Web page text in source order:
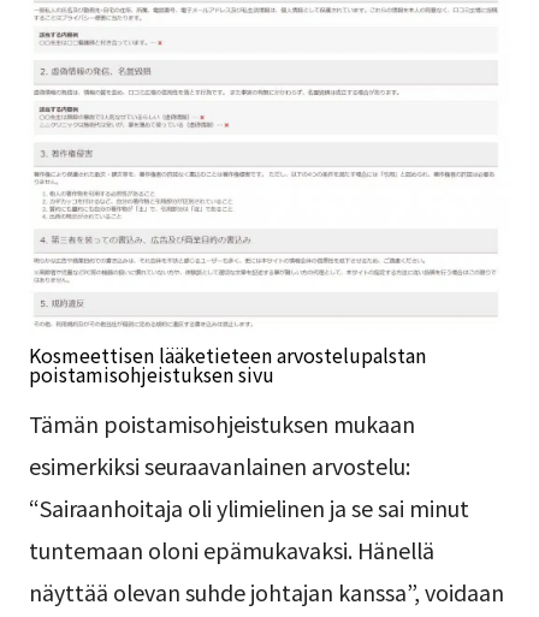
Kosmeettisen lääketieteen arvostelupalstan
poistamisohjeistuksen sivu
Tämän poistamisohjeistuksen mukaan
esimerkiksi seuraavanlainen arvostelu:
“Sairaanhoitaja oli ylimielinen ja se sai minut
tuntemaan oloni epämukavaksi. Hänellä
näyttää olevan suhde johtajan kanssa”, voidaan